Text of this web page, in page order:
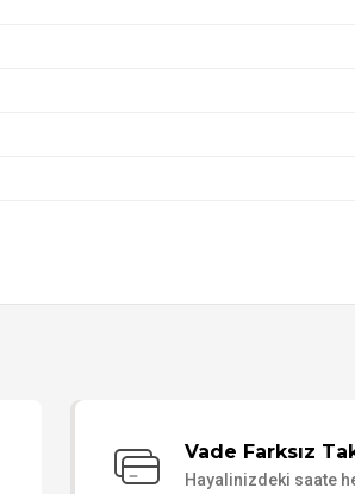
Vade Farksız
Hayalinizdeki saate